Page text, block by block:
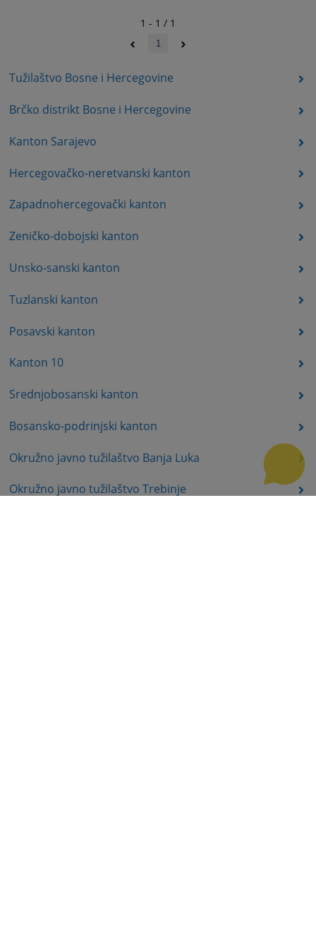
Tužilaštvo Bosne i Hercegovine
Brčko distrikt Bosne i Hercegovine
Kanton Sarajevo
Hercegovačko-neretvanski kanton
Zapadnohercegovački kanton
Zeničko-dobojski kanton
Unsko-sanski kanton
Tuzlanski kanton
Posavski kanton
Kanton 10
Srednjobosanski kanton
Bosansko-podrinjski kanton
Okružno javno tužilaštvo Banja Luka
Okružno javno tužilaštvo Trebinje
1 - 1 / 1
1